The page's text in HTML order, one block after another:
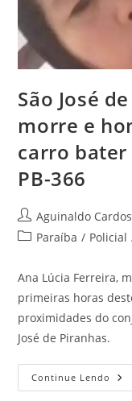
São José
morre e
carro
PB-366
Aguinaldo
Paraíba / Policial
Ana Lúcia Ferreira,
primeiras horas
proximidades do
José de Piranhas.
Continue Lendo